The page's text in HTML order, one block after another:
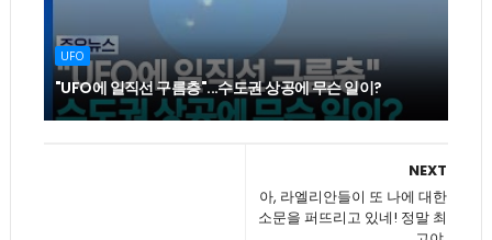
UFO
"UFO에 일직선 구름층"...수도권 상공에 무슨 일이?
NEXT
아, 라엘리안들이 또 나에 대한
소문을 퍼뜨리고 있네! 정말 최